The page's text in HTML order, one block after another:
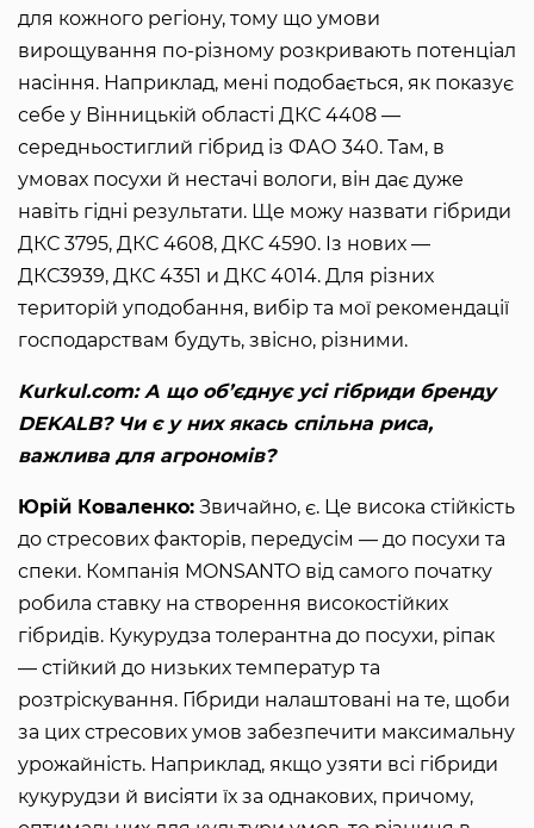
для кожного регіону, тому що умови
вирощування по-різному розкривають потенціал
насіння. Наприклад, мені подобається, як показує
себе у Вінницькій області ДКС 4408 —
середньостиглий гібрид із ФАО 340. Там, в
умовах посухи й нестачі вологи, він дає дуже
навіть гідні результати. Ще можу назвати гібриди
ДКС 3795, ДКС 4608, ДКС 4590. Із нових —
ДКС3939, ДКС 4351 и ДКС 4014. Для різних
територій уподобання, вибір та мої рекомендації
господарствам будуть, звісно, різними.
Kurkul.com: А що об’єднує усі гібриди бренду
DEKALB? Чи є у них якась спільна риса,
важлива для агрономів?
Юрій Коваленко: Звичайно, є. Це висока стійкість
до стресових факторів, передусім — до посухи та
спеки. Компанія MONSANTO від самого початку
робила ставку на створення високостійких
гібридів. Кукурудза толерантна до посухи, ріпак
— стійкий до низьких температур та
розтріскування. Гібриди налаштовані на те, щоби
за цих стресових умов забезпечити максимальну
урожайність. Наприклад, якщо узяти всі гібриди
кукурудзи й висіяти їх за однакових, причому,